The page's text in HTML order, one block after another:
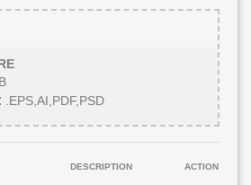
.EPS,AI,PDF,PSD
DESCRIPTION ACTION